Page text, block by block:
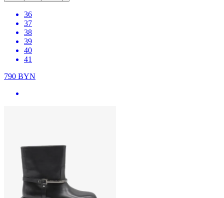
36
37
38
39
40
41
790 BYN